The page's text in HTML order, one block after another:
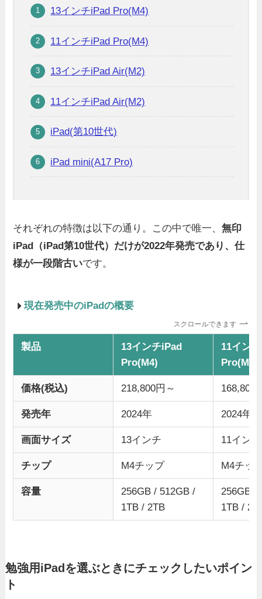
13インチiPad Pro(M4)
11インチiPad Pro(M4)
13インチiPad Air(M2)
11インチiPad Air(M2)
iPad(第10世代)
iPad mini(A17 Pro)
それぞれの特徴は以下の通り。この中で唯一、無印
iPad（iPad第10世代）だけが2022年発売であり、仕
様が一段階古いです。
現在発売中のiPadの概要
スクロールできます
製品
13インチiPad
Pro(M4)
11イン
Pro(M4)
価格(税込) 218,800円～ 168,800
発売年 2024年 2024年
画面サイズ 13インチ 11インチ
チップ M4チップ M4チッ
容量
256GB / 512GB /
1TB / 2TB
256GB /
1TB /
勉強用iPadを選ぶときにチェックしたいポイン
ト